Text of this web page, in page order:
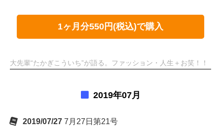
1ヶ月分550円(税込)で購入
大先輩“たかぎこういち”が語る。ファッション・人生＋お笑！！
2019年07月
2019/07/27 7月27日第21号